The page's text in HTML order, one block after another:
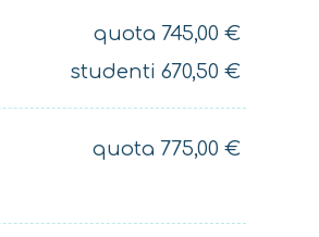
quota 745,00 €
studenti 670,50 €
quota 775,00 €